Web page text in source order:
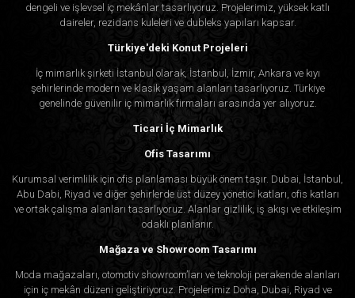
dengeli ve işlevsel iç mekânlar tasarlıyoruz. Projelerimiz, yüksek katlı
daireler, rezidans kuleleri ve dubleks yapıları kapsar.
Türkiye'deki Konut Projeleri
İç mimarlık şirketi İstanbul olarak, İstanbul, İzmir, Ankara ve kıyı
şehirlerinde modern ve klasik yaşam alanları tasarlıyoruz. Türkiye
genelinde güvenilir iç mimarlık firmaları arasında yer alıyoruz.
Ticari İç Mimarlık
Ofis Tasarımı
Kurumsal verimlilik için ofis planlaması büyük önem taşır. Dubai, İstanbul,
Abu Dabi, Riyad ve diğer şehirlerde üst düzey yönetici katları, ofis katları
ve ortak çalışma alanları tasarlıyoruz. Alanlar gizlilik, iş akışı ve etkileşim
odaklı planlanır.
Mağaza ve Showroom Tasarımı
Moda mağazaları, otomotiv showroom’ları ve teknoloji perakende alanları
için iç mekân düzeni geliştiriyoruz. Projelerimiz Doha, Dubai, Riyad ve